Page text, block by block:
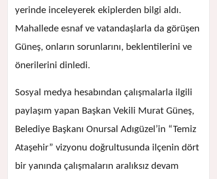
yerinde inceleyerek ekiplerden bilgi aldı.
Mahallede esnaf ve vatandaşlarla da görüşen
Güneş, onların sorunlarını, beklentilerini ve
önerilerini dinledi.
Sosyal medya hesabından çalışmalarla ilgili
paylaşım yapan Başkan Vekili Murat Güneş,
Belediye Başkanı Onursal Adıgüzel’in “Temiz
Ataşehir” vizyonu doğrultusunda ilçenin dört
bir yanında çalışmaların aralıksız devam